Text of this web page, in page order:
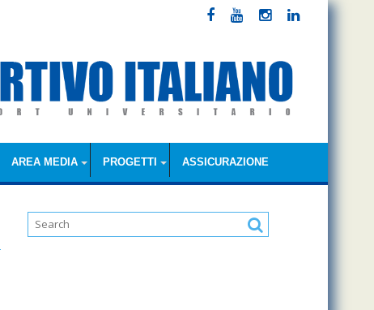
AREA MEDIA PROGETTI ASSICURAZIONE